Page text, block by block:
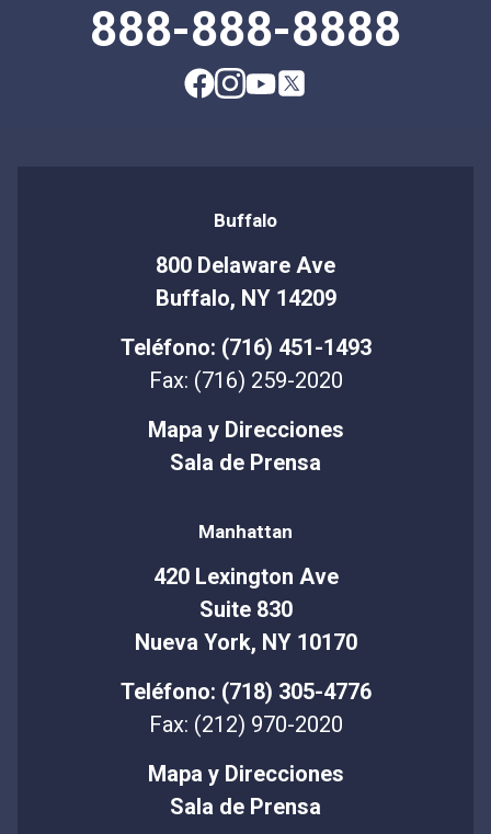
888-888-8888
Buffalo
800 Delaware Ave
Buffalo, NY 14209
Teléfono: (716) 451-1493
Fax: (716) 259-2020
Mapa y Direcciones
Sala de Prensa
Manhattan
420 Lexington Ave
Suite 830
Nueva York, NY 10170
Teléfono: (718) 305-4776
Fax: (212) 970-2020
Mapa y Direcciones
Sala de Prensa